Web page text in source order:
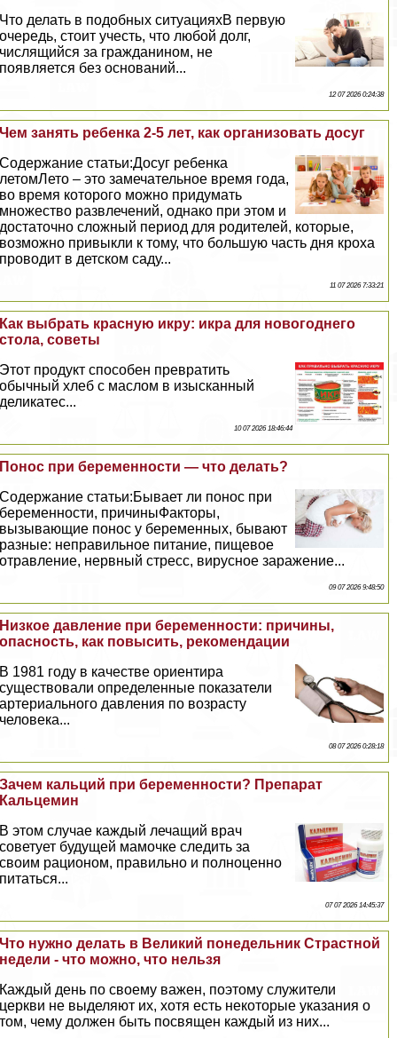
Что делать в подобных ситуацияхВ первую
очередь, стоит учесть, что любой долг,
числящийся за гражданином, не
появляется без оснований...
12 07 2026 0:24:38
Чем занять ребенка 2-5 лет, как организовать досуг
Содержание статьи:Досуг ребенка
летомЛето – это замечательное время года,
во время которого можно придумать
множество развлечений, однако при этом и
достаточно сложный период для родителей, которые,
возможно привыкли к тому, что большую часть дня кроха
проводит в детском саду...
11 07 2026 7:33:21
Как выбрать красную икру: икра для новогоднего
стола, советы
Этот продукт способен превратить
обычный хлеб с маслом в изысканный
деликатес...
10 07 2026 18:46:44
Понос при беременности — что делать?
Содержание статьи:Бывает ли понос при
беременности, причиныФакторы,
вызывающие понос у беременных, бывают
разные: неправильное питание, пищевое
отравление, нервный стресс, вирусное заражение...
09 07 2026 9:48:50
Низкое давление при беременности: причины,
опасность, как повысить, рекомендации
В 1981 году в качестве ориентира
существовали определенные показатели
артериального давления по возрасту
человека...
08 07 2026 0:28:18
Зачем кальций при беременности? Препарат
Кальцемин
В этом случае каждый лечащий врач
советует будущей мамочке следить за
своим рационом, правильно и полноценно
питаться...
07 07 2026 14:45:37
Что нужно делать в Великий понедельник Страстной
недели - что можно, что нельзя
Каждый день по своему важен, поэтому служители
церкви не выделяют их, хотя есть некоторые указания о
том, чему должен быть посвящен каждый из них...